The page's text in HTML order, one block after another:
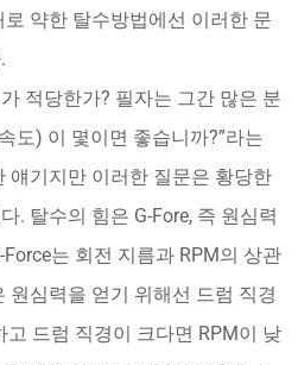
약한 탈수방법에선 이러한 문
적당한가? 필자는 그간 많은 분
도) 이 몇이면 좋습니까?”라는
얘기지만 이러한 질문은 황당한
. 탈수의 힘은 G-Fore, 즉 원심력
는 회전 지름과 RPM의 상관
원심력을 얻기 위해선 드럼 직경
드럼 직경이 크다면 RPM이 낮